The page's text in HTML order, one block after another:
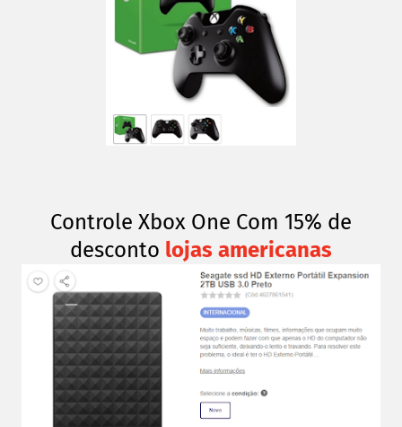
Controle Xbox One Com 15% de
desconto lojas americanas